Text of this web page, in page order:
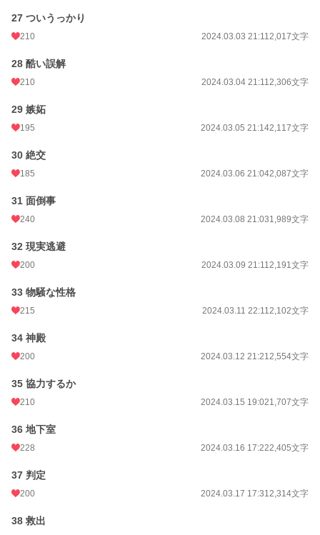
27 ついうっかり
210 2024.03.03 21:112,017文字
28 酷い誤解
210 2024.03.04 21:112,306文字
29 嫉妬
195 2024.03.05 21:142,117文字
30 絶交
185 2024.03.06 21:042,087文字
31 面倒事
240 2024.03.08 21:031,989文字
32 現実逃避
200 2024.03.09 21:112,191文字
33 物騒な性格
215 2024.03.11 22:112,102文字
34 神殿
200 2024.03.12 21:212,554文字
35 協力するか
210 2024.03.15 19:021,707文字
36 地下室
228 2024.03.16 17:222,405文字
37 判定
200 2024.03.17 17:312,314文字
38 救出